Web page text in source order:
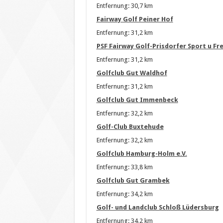
Entfernung: 30,7 km
Fairway Golf Peiner Hof
Entfernung: 31,2 km
PSF Fairway Golf-Prisdorfer Sport u
Entfernung: 31,2 km
Golfclub Gut Waldhof
Entfernung: 31,2 km
Golfclub Gut Immenbeck
Entfernung: 32,2 km
Golf-Club Buxtehude
Entfernung: 32,2 km
Golfclub Hamburg-Holm e.V.
Entfernung: 33,8 km
Golfclub Gut Grambek
Entfernung: 34,2 km
Golf- und Landclub Schloß Lüdersburg
Entfernung: 34,2 km